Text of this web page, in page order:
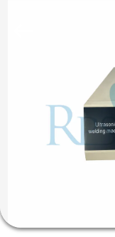
PRODUKTE